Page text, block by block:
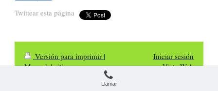
Twittear esta página
Versión para imprimir |
Mapa del sitio
Cerrajeros Madrid 24 Horas
Iniciar sesión
Vista Web
Llamar